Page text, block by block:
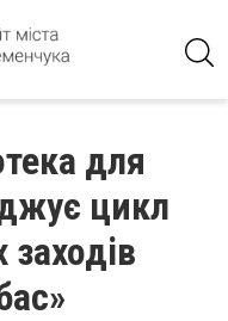
для
цикл
заходів